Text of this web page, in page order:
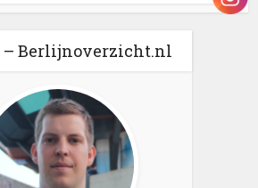
– Berlijnoverzicht.nl